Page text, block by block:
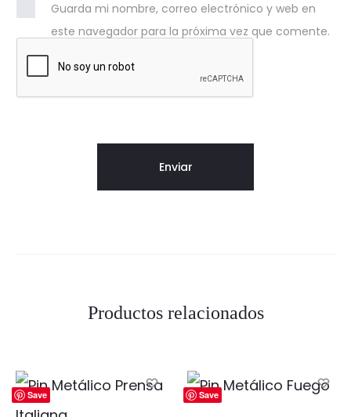
Guarda mi nombre, correo electrónico y web en
este navegador para la próxima vez que comente.
Productos relacionados
Save Save